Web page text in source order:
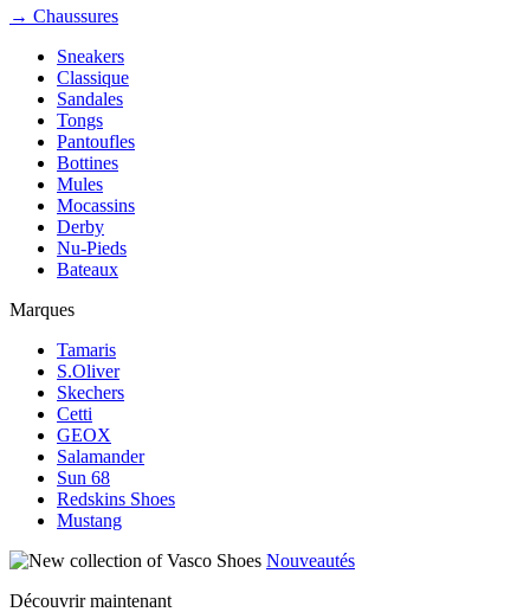
→ Chaussures
Sneakers
Classique
Sandales
Tongs
Pantoufles
Bottines
Mules
Mocassins
Derby
Nu-Pieds
Bateaux
Marques
Tamaris
S.Oliver
Skechers
Cetti
GEOX
Salamander
Sun 68
Redskins Shoes
Mustang
Nouveautés
Découvrir maintenant